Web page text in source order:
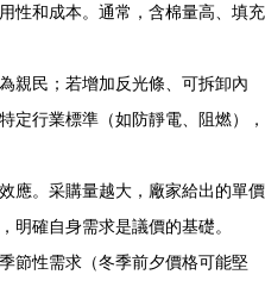
性和成本。通常，含棉量高、填充
親民；若增加反光條、可拆卸內
定行業標準（如防靜電、阻燃），
應。采購量越大，廠家給出的單價
明確自身需求是議價的基礎。
節性需求（冬季前夕價格可能堅